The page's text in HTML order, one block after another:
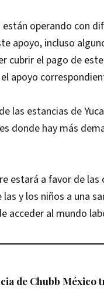
operando con
apoyo, incluso
cubrir el pago de
apoyo
las estancias de
donde hay más
estará a favor de las
y los niños a una
acceder al mundo
de Chubb México